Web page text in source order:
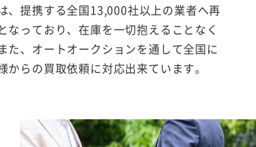
、提携する全国13,000社以上の業者へ再
っており、在庫を一切抱えることなく
た、オートオークションを通して全国に
らの買取依頼に対応出来ています。